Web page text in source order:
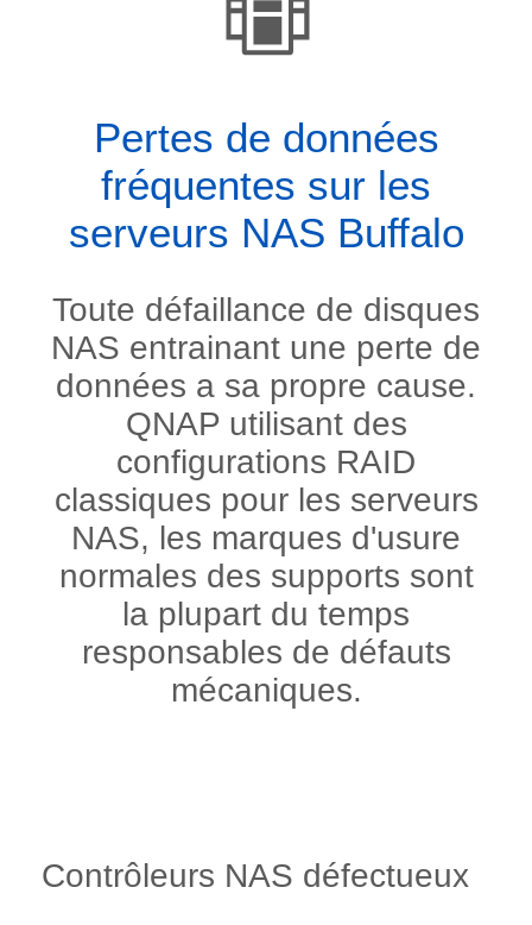
Pertes de données
fréquentes sur les
serveurs NAS Buffalo
Toute défaillance de disques
NAS entrainant une perte de
données a sa propre cause.
QNAP utilisant des
configurations RAID
classiques pour les serveurs
NAS, les marques d'usure
normales des supports sont
la plupart du temps
responsables de défauts
mécaniques.
Contrôleurs NAS défectueux